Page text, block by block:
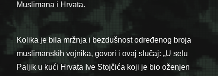
Muslimana i Hrvata.
Kolika je bila mržnja i bezdušnost određenog broja
muslimanskih vojnika, govori i ovaj slučaj: „U selu
Paljik u kući Hrvata Ive Stojčića koji je bio oženjen